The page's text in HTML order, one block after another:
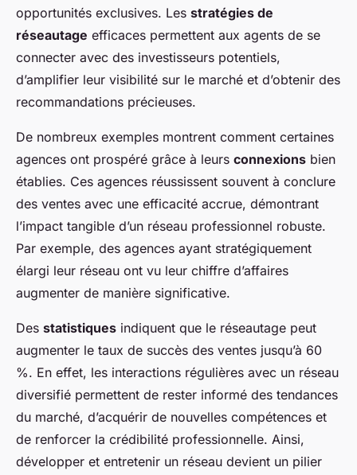
opportunités exclusives. Les stratégies de
réseautage efficaces permettent aux agents de se
connecter avec des investisseurs potentiels,
d’amplifier leur visibilité sur le marché et d’obtenir des
recommandations précieuses.
De nombreux exemples montrent comment certaines
agences ont prospéré grâce à leurs connexions bien
établies. Ces agences réussissent souvent à conclure
des ventes avec une efficacité accrue, démontrant
l’impact tangible d’un réseau professionnel robuste.
Par exemple, des agences ayant stratégiquement
élargi leur réseau ont vu leur chiffre d’affaires
augmenter de manière significative.
Des statistiques indiquent que le réseautage peut
augmenter le taux de succès des ventes jusqu’à 60
%. En effet, les interactions régulières avec un réseau
diversifié permettent de rester informé des tendances
du marché, d’acquérir de nouvelles compétences et
de renforcer la crédibilité professionnelle. Ainsi,
développer et entretenir un réseau devient un pilier